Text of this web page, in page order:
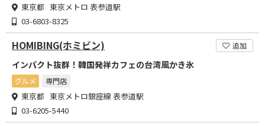
東京都 東京メトロ 表参道駅
03-6803-8325
HOMIBING(ホミビン) 追加
インパクト抜群！韓国発祥カフェの台湾風かき氷
グルメ 専門店
東京都 東京メトロ銀座線 表参道駅
03-6205-5440